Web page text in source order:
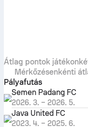
Átlag pontok
Mérkőzésenkénti
Pályafutás
Semen Padang FC
2026. 3. – 2026. 5.
Java United FC
2023. 4. – 2025. 6.